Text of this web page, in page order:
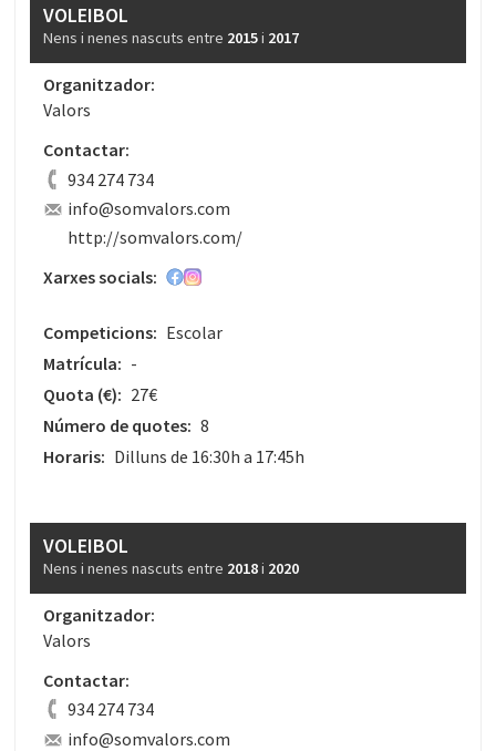
VOLEIBOL
Nens i nenes nascuts entre 2015i 2017
Organitzador:
Valors
Contactar:
934 274 734
info@somvalors.com
http://somvalors.com/
Xarxes socials:
Competicions: Escolar
Matrícula: -
Quota (€): 27€
Número de quotes: 8
Horaris: Dilluns de 16:30h a 17:45h
VOLEIBOL
Nens i nenes nascuts entre 2018i 2020
Organitzador:
Valors
Contactar:
934 274 734
info@somvalors.com